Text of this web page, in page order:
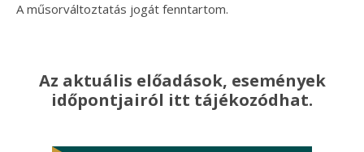
A műsorváltoztatás jogát fenntartom.
Az aktuális előadások, események
időpontjairól itt tájékozódhat.